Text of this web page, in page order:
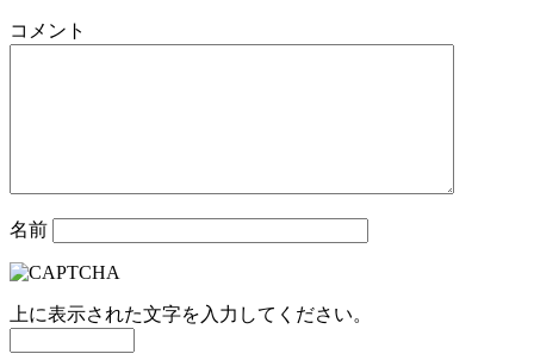
コメント
名前
上に表示された文字を入力してください。